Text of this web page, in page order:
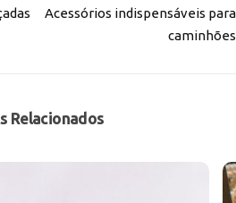
Acessórios indispensáveis para
caminhões
Relacionados